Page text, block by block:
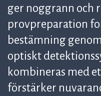
ger noggrann och
provpreparation
bestämning
optiskt
kombineras med
förstärker